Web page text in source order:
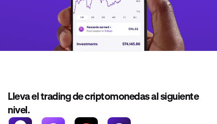
Lleva el trading de criptomonedas al siguiente
nivel.